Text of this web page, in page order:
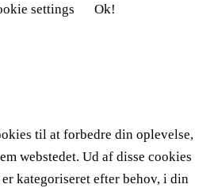
settings Ok!
til at forbedre din oplevelse,
webstedet. Ud af disse cookies
er kategoriseret efter behov, i din